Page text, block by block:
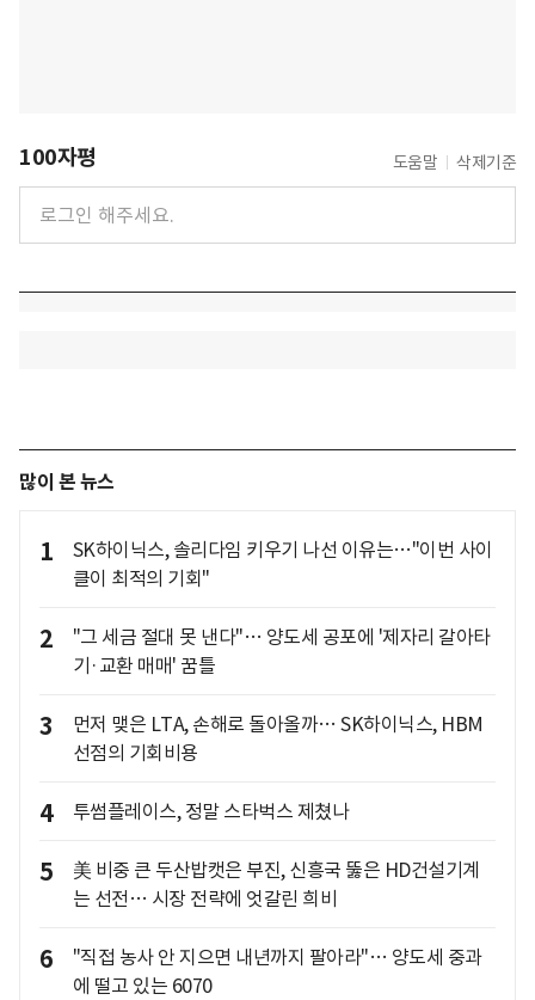
100자평 도움말 삭제기준
많이 본 뉴스
1
SK하이닉스, 솔리다임 키우기 나선 이유는…"이번 사이
클이 최적의 기회"
2
"그 세금 절대 못 낸다"… 양도세 공포에 '제자리 갈아타
기·교환 매매' 꿈틀
3
먼저 맺은 LTA, 손해로 돌아올까… SK하이닉스, HBM
선점의 기회비용
4 투썸플레이스, 정말 스타벅스 제쳤나
5
美 비중 큰 두산밥캣은 부진, 신흥국 뚫은 HD건설기계
는 선전… 시장 전략에 엇갈린 희비
6
"직접 농사 안 지으면 내년까지 팔아라"… 양도세 중과
에 떨고 있는 6070